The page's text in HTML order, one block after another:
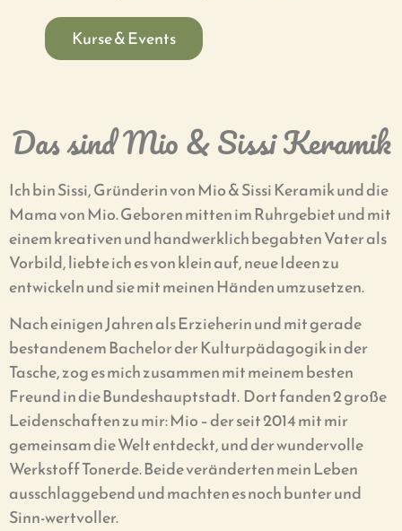
Kurse & Events
Das sind Mio & Sissi Keramik
Ich bin Sissi, Gründerin von Mio & Sissi Keramik und die
Mama von Mio. Geboren mitten im Ruhrgebiet und mit
einem kreativen und handwerklich begabten Vater als
Vorbild, liebte ich es von klein auf, neue Ideen zu
entwickeln und sie mit meinen Händen umzusetzen.
Nach einigen Jahren als Erzieherin und mit gerade
bestandenem Bachelor der Kulturpädagogik in der
Tasche, zog es mich zusammen mit meinem besten
Freund in die Bundeshauptstadt. Dort fanden 2 große
Leidenschaften zu mir: Mio – der seit 2014 mit mir
gemeinsam die Welt entdeckt, und der wundervolle
Werkstoff Tonerde. Beide veränderten mein Leben
ausschlaggebend und machten es noch bunter und
Sinn-wertvoller.